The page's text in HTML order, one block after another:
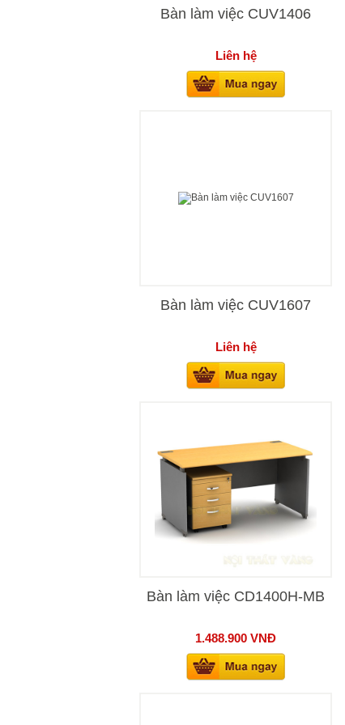
Bàn làm việc CUV1406
Liên hệ
Bàn làm việc CUV1607
Liên hệ
Bàn làm việc CD1400H-MB
1.488.900 VNĐ